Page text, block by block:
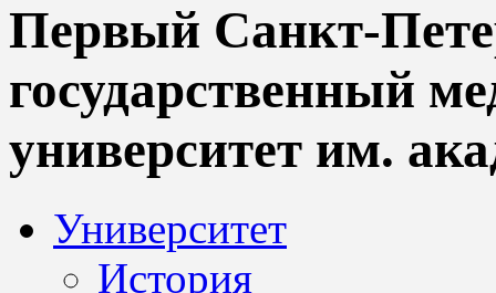
Первый Санкт-
государственный
университет им.
Университет
История